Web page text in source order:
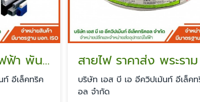
ร้านขายอุปกรณ์ไฟฟ้า พันท้ายนรสิงห์
อีเล็คทริค
สายไฟ ราคาส่ง พระราม 2
บริษัท เอส บี เอ อีควิปเม้นท์ อีเล็คทริค
อล จำกัด